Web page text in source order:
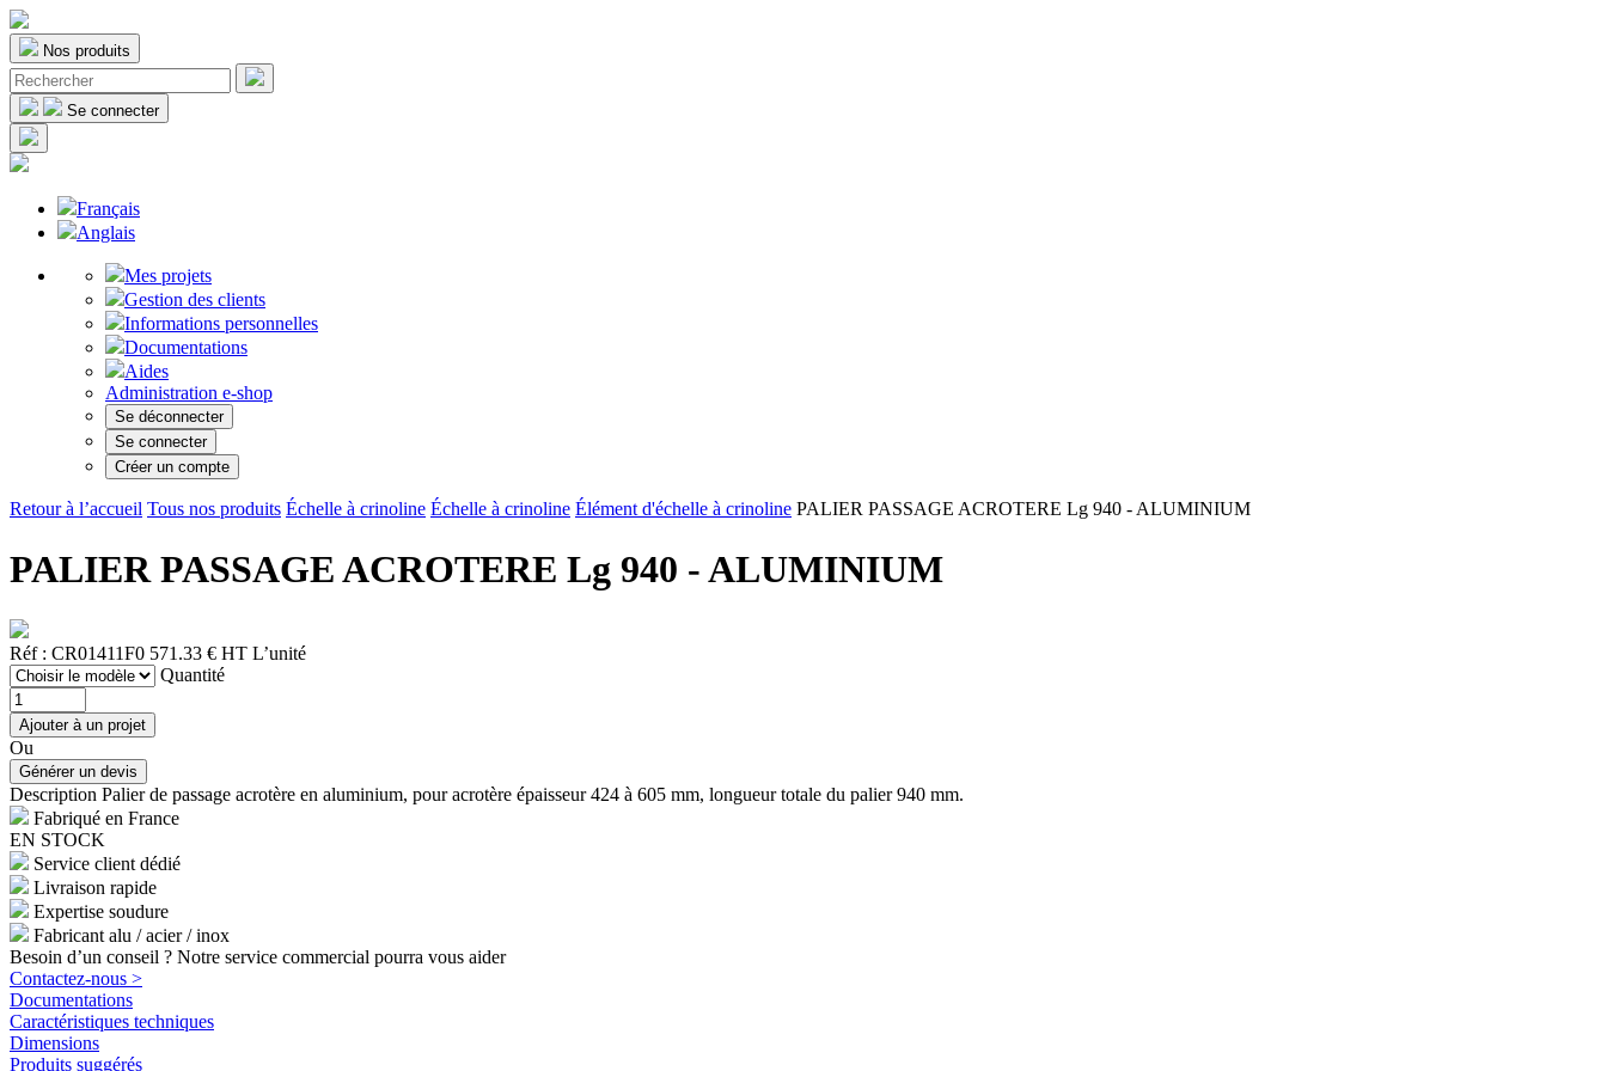
Nos produits
Se connecter
Français
Anglais
Mes projets
Gestion des clients
Informations personnelles
Documentations
Aides
Administration e-shop
Se déconnecter
Se connecter
Créer un compte
Retour à l’accueil Tous nos produits Échelle à crinoline Échelle à crinoline Élément d'échelle à crinoline PALIER PASSAGE ACROTERE Lg 940 - ALUMINIUM
PALIER PASSAGE ACROTERE Lg 940 - ALUMINIUM
Réf : CR01411F0 571.33 € HT L’unité
Quantité
Ou
Description Palier de passage acrotère en aluminium, pour acrotère épaisseur 424 à 605 mm, longueur totale du palier 940 mm.
Fabriqué en France
EN STOCK
Service client dédié
Livraison rapide
Expertise soudure
Fabricant alu / acier / inox
Besoin d’un conseil ? Notre service commercial pourra vous aider
Contactez-nous >
Documentations
Caractéristiques techniques
Dimensions
Produits suggérés